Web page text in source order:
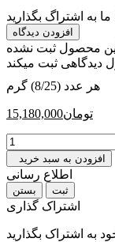
ما به اشتراگ بگذارید
افزودن دیدگاه
این محصول ثبت نشده
دیدگاهی ثبت میکند
هر عدد (8/25) گرم
15,180,000تومان
افزودن به سبد خرید
اطلاع رسانی
بستن
اشتراک گذاری